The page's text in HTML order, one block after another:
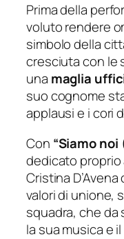
Prima della
voluto rendere
simbolo della
cresciuta con le
una maglia
suo cognome
applausi e i cori
Con “Siamo
dedicato proprio
Cristina
valori di unione,
squadra, che da
la sua musica e